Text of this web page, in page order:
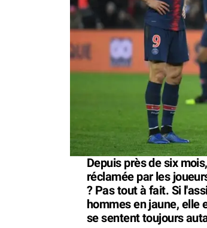
Depuis près de six
réclamée par les
? Pas tout à fait. Si
hommes en jaune, elle
se sentent toujours